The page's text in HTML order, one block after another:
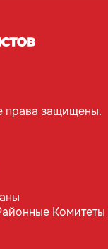
права защищены.